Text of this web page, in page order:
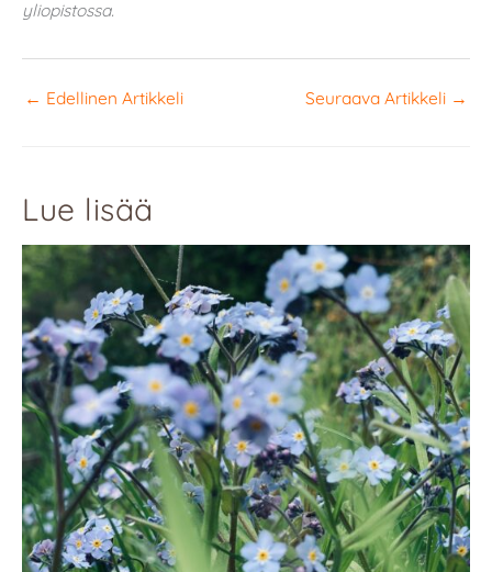
yliopistossa.
← Edellinen Artikkeli Seuraava Artikkeli →
Lue lisää